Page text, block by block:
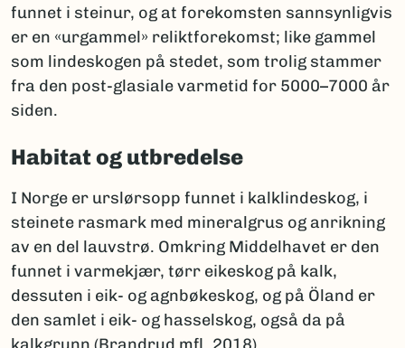
funnet i steinur, og at forekomsten sannsynligvis
er en «urgammel» reliktforekomst; like gammel
som lindeskogen på stedet, som trolig stammer
fra den post-glasiale varmetid for 5000–7000 år
siden.
Habitat og utbredelse
I Norge er urslørsopp funnet i kalklindeskog, i
steinete rasmark med mineralgrus og anrikning
av en del lauvstrø. Omkring Middelhavet er den
funnet i varmekjær, tørr eikeskog på kalk,
dessuten i eik- og agnbøkeskog, og på Öland er
den samlet i eik- og hasselskog, også da på